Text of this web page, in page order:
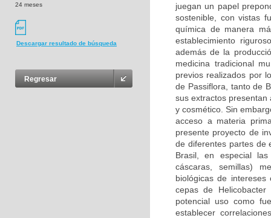
24 meses
Descargar resultado de búsqueda
Regresar
juegan un papel
sostenible, con vistas
química de manera
establecimiento
además de la
medicina tradicional
previos realizados por
de Passiflora, tanto de
sus extractos presentan
y cosmético. Sin
acceso a materia
presente proyecto de
de diferentes partes de
Brasil, en especial las
cáscaras, semillas)
biológicas de
cepas de
potencial uso como
establecer